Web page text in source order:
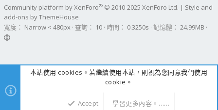
Community platform by XenForo® © 2010-2025 XenForo Ltd. | Style and
add-ons by ThemeHouse
寬度
查詢 10 時間 0.3250s 記憶體 24.99MB
本站使用 cookies。若繼續使用本站，則視為您同意我們使用
cookie。
Accept 學習更多內容。……